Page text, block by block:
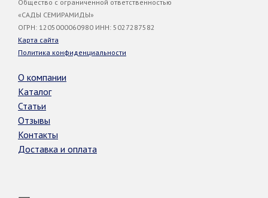
Общество с ограниченной ответственностью
«САДЫ СЕМИРАМИДЫ»
ОГРН: 1205000060980 ИНН: 5027287582
Карта сайта
Политика конфиденциальности
О компании
Каталог
Статьи
Отзывы
Контакты
Доставка и оплата